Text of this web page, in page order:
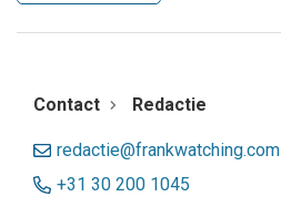
Contact Redactie
redactie@frankwatching.com
+31 30 200 1045